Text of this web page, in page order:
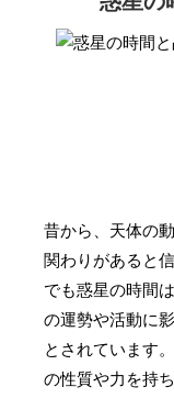
昔から、天体の
関わりがあると
でも惑星の時間
の運勢や活動に
とされています
の性質や力を持